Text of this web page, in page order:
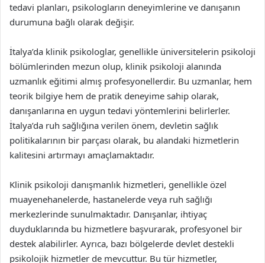
tedavi planları, psikologların deneyimlerine ve danışanın
durumuna bağlı olarak değişir.
İtalya’da klinik psikologlar, genellikle üniversitelerin psikoloji
bölümlerinden mezun olup, klinik psikoloji alanında
uzmanlık eğitimi almış profesyonellerdir. Bu uzmanlar, hem
teorik bilgiye hem de pratik deneyime sahip olarak,
danışanlarına en uygun tedavi yöntemlerini belirlerler.
İtalya’da ruh sağlığına verilen önem, devletin sağlık
politikalarının bir parçası olarak, bu alandaki hizmetlerin
kalitesini artırmayı amaçlamaktadır.
Klinik psikoloji danışmanlık hizmetleri, genellikle özel
muayenehanelerde, hastanelerde veya ruh sağlığı
merkezlerinde sunulmaktadır. Danışanlar, ihtiyaç
duyduklarında bu hizmetlere başvurarak, profesyonel bir
destek alabilirler. Ayrıca, bazı bölgelerde devlet destekli
psikolojik hizmetler de mevcuttur. Bu tür hizmetler,